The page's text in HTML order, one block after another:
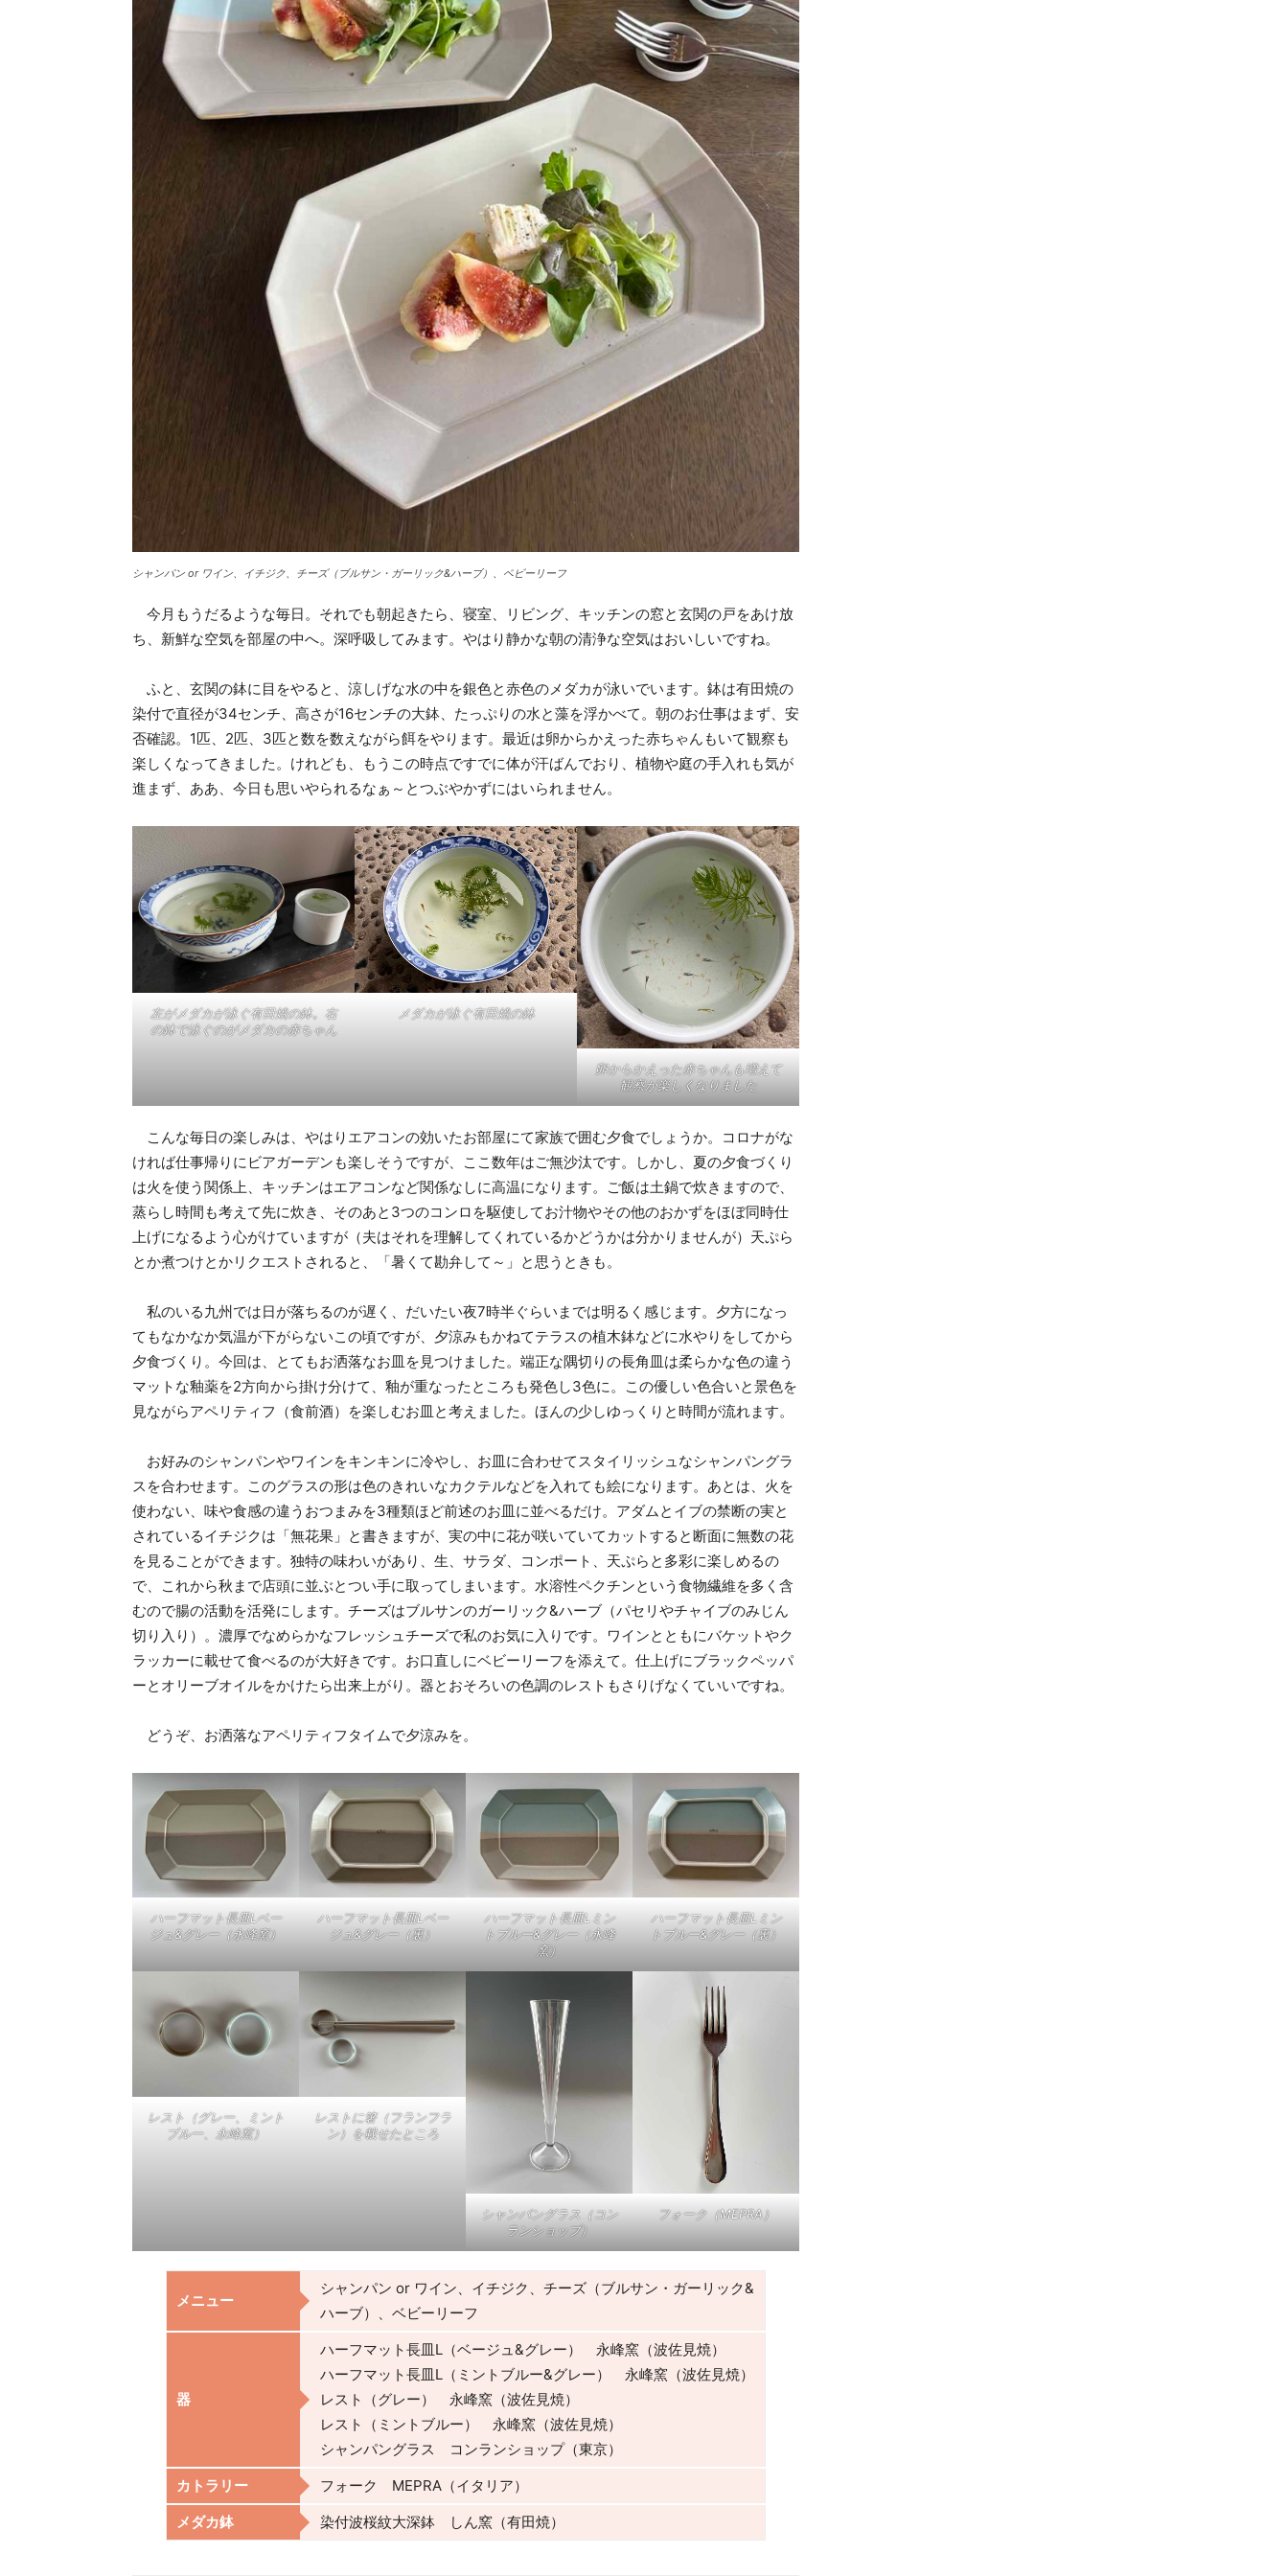
シャンパン or ワイン、イチジク、チーズ（ブルサン・ガーリック&ハーブ）、ベビーリーフ
今月もうだるような毎日。それでも朝起きたら、寝室、リビング、キッチンの窓と玄関の戸をあけ放
ち、新鮮な空気を部屋の中へ。深呼吸してみます。やはり静かな朝の清浄な空気はおいしいですね。
ふと、玄関の鉢に目をやると、涼しげな水の中を銀色と赤色のメダカが泳いでいます。鉢は有田焼の
染付で直径が34センチ、高さが16センチの大鉢、たっぷりの水と藻を浮かべて。朝のお仕事はまず、安
否確認。1匹、2匹、3匹と数を数えながら餌をやります。最近は卵からかえった赤ちゃんもいて観察も
楽しくなってきました。けれども、もうこの時点ですでに体が汗ばんでおり、植物や庭の手入れも気が
進まず、ああ、今日も思いやられるなぁ～とつぶやかずにはいられません。
左がメダカが泳ぐ有田焼の鉢。右
の鉢で泳ぐのがメダカの赤ちゃん
メダカが泳ぐ有田焼の鉢
卵からかえった赤ちゃんも増えて
観察が楽しくなりました
こんな毎日の楽しみは、やはりエアコンの効いたお部屋にて家族で囲む夕食でしょうか。コロナがな
ければ仕事帰りにビアガーデンも楽しそうですが、ここ数年はご無沙汰です。しかし、夏の夕食づくり
は火を使う関係上、キッチンはエアコンなど関係なしに高温になります。ご飯は土鍋で炊きますので、
蒸らし時間も考えて先に炊き、そのあと3つのコンロを駆使してお汁物やその他のおかずをほぼ同時仕
上げになるよう心がけていますが（夫はそれを理解してくれているかどうかは分かりませんが）天ぷら
とか煮つけとかリクエストされると、「暑くて勘弁して～」と思うときも。
私のいる九州では日が落ちるのが遅く、だいたい夜7時半ぐらいまでは明るく感じます。夕方になっ
てもなかなか気温が下がらないこの頃ですが、夕涼みもかねてテラスの植木鉢などに水やりをしてから
夕食づくり。今回は、とてもお洒落なお皿を見つけました。端正な隅切りの長角皿は柔らかな色の違う
マットな釉薬を2方向から掛け分けて、釉が重なったところも発色し3色に。この優しい色合いと景色を
見ながらアペリティフ（食前酒）を楽しむお皿と考えました。ほんの少しゆっくりと時間が流れます。
お好みのシャンパンやワインをキンキンに冷やし、お皿に合わせてスタイリッシュなシャンパングラ
スを合わせます。このグラスの形は色のきれいなカクテルなどを入れても絵になります。あとは、火を
使わない、味や食感の違うおつまみを3種類ほど前述のお皿に並べるだけ。アダムとイブの禁断の実と
されているイチジクは「無花果」と書きますが、実の中に花が咲いていてカットすると断面に無数の花
を見ることができます。独特の味わいがあり、生、サラダ、コンポート、天ぷらと多彩に楽しめるの
で、これから秋まで店頭に並ぶとつい手に取ってしまいます。水溶性ペクチンという食物繊維を多く含
むので腸の活動を活発にします。チーズはブルサンのガーリック&ハーブ（パセリやチャイブのみじん
切り入り）。濃厚でなめらかなフレッシュチーズで私のお気に入りです。ワインとともにバケットやク
ラッカーに載せて食べるのが大好きです。お口直しにベビーリーフを添えて。仕上げにブラックペッパ
ーとオリーブオイルをかけたら出来上がり。器とおそろいの色調のレストもさりげなくていいですね。
どうぞ、お洒落なアペリティフタイムで夕涼みを。
ハーフマット長皿Lベー
ジュ&グレー（永峰窯）
ハーフマット長皿Lベー
ジュ&グレー（裏）
ハーフマット長皿Lミン
トブルー&グレー（永峰
窯）
ハーフマット長皿Lミン
トブルー&グレー（裏）
レスト（グレー、ミント
ブルー、永峰窯）
レストに箸（フランフラ
ン）を載せたところ
シャンパングラス（コン
ランショップ）
フォーク（MEPRA）
メニュー
シャンパン or ワイン、イチジク、チーズ（ブルサン・ガーリック&
ハーブ）、ベビーリーフ
器
ハーフマット長皿L（ベージュ&グレー） 永峰窯（波佐見焼）
ハーフマット長皿L（ミントブルー&グレー） 永峰窯（波佐見焼）
レスト（グレー） 永峰窯（波佐見焼）
レスト（ミントブルー） 永峰窯（波佐見焼）
シャンパングラス コンランショップ（東京）
カトラリー
フォーク MEPRA（イタリア）
メダカ鉢
染付波桜紋大深鉢 しん窯（有田焼）